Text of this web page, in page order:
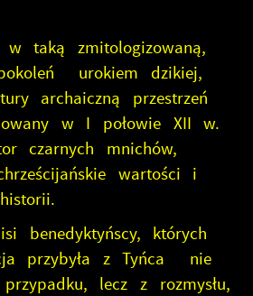
taką zmitologizowaną,
urokiem dzikiej,
archaiczną przestrzeń
w I połowie XII w.
czarnych mnichów,
wartości i
benedyktyńscy, których
przybyła z Tyńca nie
lecz z rozmysłu,